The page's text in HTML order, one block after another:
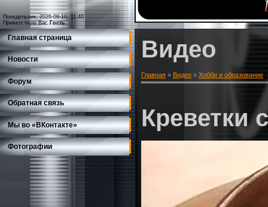
Понедельник, 2026-08-10, 11:40
Приветствую Вас Гость
Главная страница
Новости
Форум
Обратная связь
Мы во «ВКонтакте»
Фотографии
Видео
Главная » Видео » Хобби и образование
Креветки